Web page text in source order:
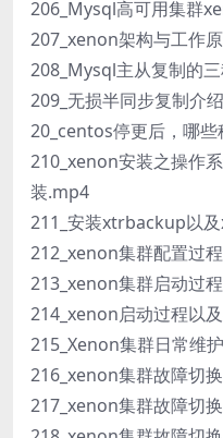
206_Mysql高可用集群
207_xenon架构与工作
208_Mysql主从复制的
209_无损半同步复制介
20_centos停更后，哪
210_xenon安装之操作
装.mp4
211_安装xtrbackup以
212_xenon集群配置过
213_xenon集群启动过
214_xenon启动过程以
215_Xenon集群日常维
216_xenon集群故障切
217_xenon集群故障切